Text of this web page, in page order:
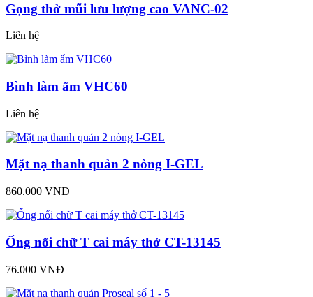
Gọng thở mũi lưu lượng cao VANC-02
Liên hệ
Bình làm ẩm VHC60
Liên hệ
Mặt nạ thanh quản 2 nòng I-GEL
860.000 VNĐ
Ống nối chữ T cai máy thở CT-13145
76.000 VNĐ